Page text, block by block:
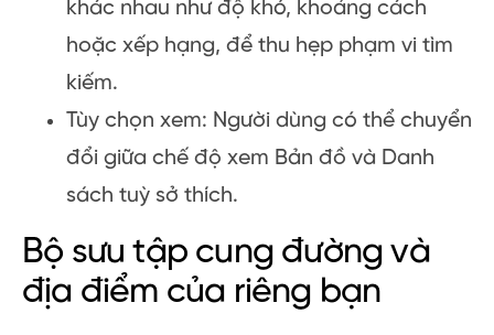
khác nhau như độ khó, khoảng cách
hoặc xếp hạng, để thu hẹp phạm vi tìm
kiếm.
Tùy chọn xem: Người dùng có thể chuyển
đổi giữa chế độ xem Bản đồ và Danh
sách tuỳ sở thích.
Bộ sưu tập cung đường và
địa điểm của riêng bạn